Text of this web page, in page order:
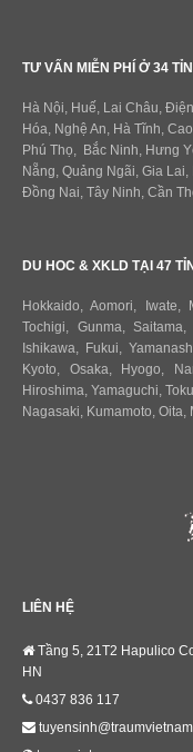
TƯ VẤN MIỄN PHÍ Ở 34
Hà Nội, Huế, Lai Châu,
Hóa, Nghệ An, Hà Tĩnh,
Phú Thọ, Bắc Ninh, Hưng
Nẵng, Quảng Ngãi, Gia
Đồng Nai, Tây Ninh, Cần
DU HOC & XKLD TẠI 47
Hokkaido,Aomori, Iwate,
Tochigi, Gunma, Saitama
Ishikawa, Fukui,
Kyoto, Osaka, Hyogo,
Hiroshima, Yamaguchi,
Nagasaki, Kumamoto, Oita,
LIÊN HỆ
Tầng 5, 21T2 Hapulico
HN
0437 836 117